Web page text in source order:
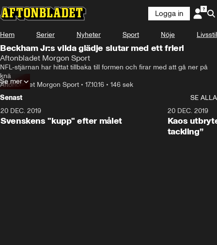
Logga in
Hem Serier Nyheter Sport Nöje Livsstil
Beckham Jr:s vilda glädje slutar med ett frieri
Aftonbladet Morgon Sport
NFL-stjärnan har hittat tillbaka till formen och firar med att gå ner på
knä
Aftonbladet Morgon Sport • 17.10.16 • 146 sek
Se mer
Senast
SE ALLA
20 DEC. 2019
Svenskens "kupp" efter målet
20 DEC. 2019
Kaos
tackling”